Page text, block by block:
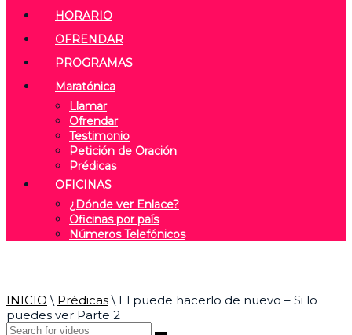
HORARIO
OFRENDAR
PROGRAMAS
Maratónica
Llamar
Ofrendar
Testimonio
Petición de Oración
Prédicas
OFICINAS
¿Dónde ver Enlace?
Oficinas por país
Números Telefónicos
INICIO \ Prédicas\ El puede hacerlo de nuevo – Si lo
puedes ver Parte 2